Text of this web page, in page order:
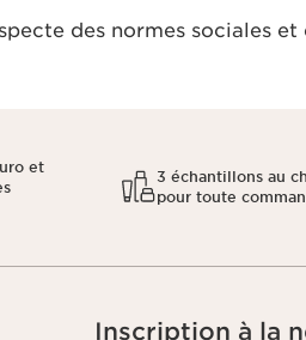
des normes sociales et
et
3 échantillons au
pour toute
Inscription à la